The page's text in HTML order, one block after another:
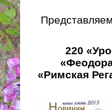
220
«Римская